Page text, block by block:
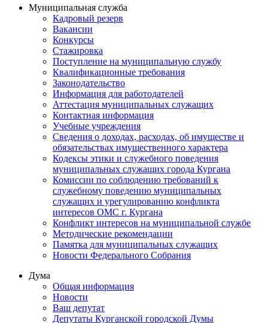
Муниципальная служба
Кадровый резерв
Вакансии
Конкурсы
Стажировка
Поступление на муниципальную службу
Квалификационные требования
Законодательство
Информация для работодателей
Аттестация муниципальных служащих
Контактная информация
Учебные учреждения
Сведения о доходах, расходах, об имуществе и
обязательствах имущественного характера
Кодексы этики и служебного поведения
муниципальных служащих города Кургана
Комиссии по соблюдению требований к
служебному поведению муниципальных
служащих и урегулированию конфликта
интересов ОМС г. Кургана
Конфликт интересов на муниципальной службе
Методические рекомендации
Памятка для муниципальных служащих
Новости Федерального Cобрания
Дума
Общая информация
Новости
Ваш депутат
Депутаты Курганской городской Думы